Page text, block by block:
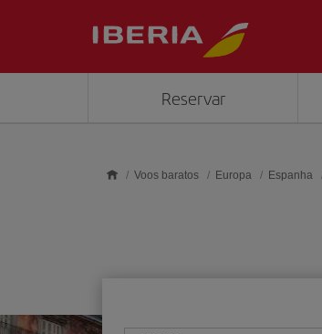
Reservar
Voos baratos Europa Espanha